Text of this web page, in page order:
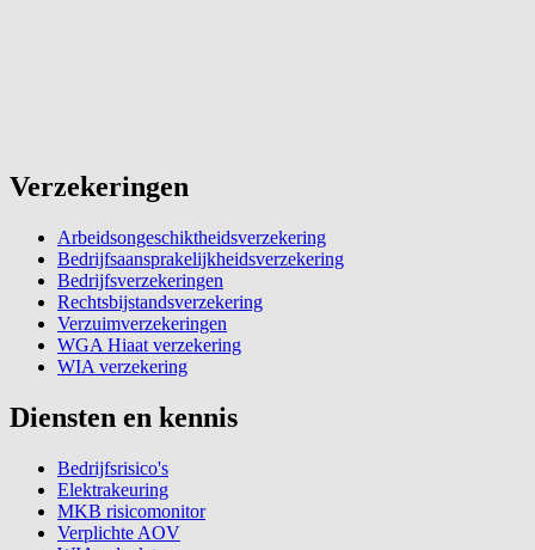
Verzekeringen
Arbeidsongeschiktheidsverzekering
Bedrijfsaansprakelijkheidsverzekering
Bedrijfsverzekeringen
Rechtsbijstandsverzekering
Verzuimverzekeringen
WGA Hiaat verzekering
WIA verzekering
Diensten en kennis
Bedrijfsrisico's
Elektrakeuring
MKB risicomonitor
Verplichte AOV